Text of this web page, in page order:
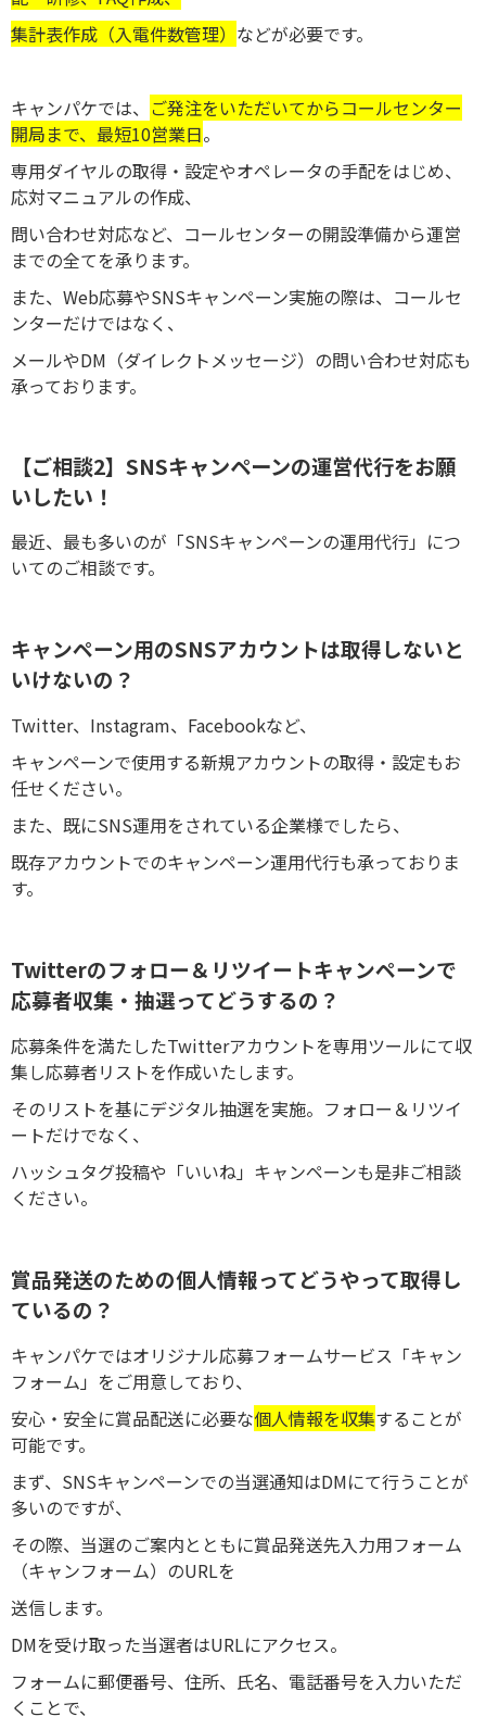
集計表作成（入電件数管理） などが必要です。
キャンパケでは、 ご発注をいただいてからコールセンター
開局まで、最短10営業日。
専用ダイヤルの取得・設定やオペレータの手配をはじめ、
応対マニュアルの作成、
問い合わせ対応など、コールセンターの開設準備から運営
までの全てを承ります。
また、Web応募やSNSキャンペーン実施の際は、コールセ
ンターだけではなく、
メールやDM（ダイレクトメッセージ）の問い合わせ対応も
承っております。
【ご相談2】SNSキャンペーンの運営代行をお願
いしたい！
最近、最も多いのが「SNSキャンペーンの運用代行」につ
いてのご相談です。
キャンペーン用のSNSアカウントは取得しないと
いけないの？
Twitter、Instagram、Facebookなど、
キャンペーンで使用する新規アカウントの取得・設定もお
任せください。
また、既にSNS運用をされている企業様でしたら、
既存アカウントでのキャンペーン運用代行も承っておりま
す。
Twitterのフォロー＆リツイートキャンペーンで
応募者収集・抽選ってどうするの？
応募条件を満たしたTwitterアカウントを専用ツールにて収
集し応募者リストを作成いたします。
そのリストを基にデジタル抽選を実施。フォロー＆リツイ
ートだけでなく、
ハッシュタグ投稿や「いいね」キャンペーンも是非ご相談
ください。
賞品発送のための個人情報ってどうやって取得し
ているの？
キャンパケではオリジナル応募フォームサービス「キャン
フォーム」をご用意しており、
安心・安全に賞品配送に必要な個人情報を収集することが
可能です。
まず、SNSキャンペーンでの当選通知はDMにて行うことが
多いのですが、
その際、当選のご案内とともに賞品発送先入力用フォーム
（キャンフォーム）のURLを
送信します。
DMを受け取った当選者はURLにアクセス。
フォームに郵便番号、住所、氏名、電話番号を入力いただ
くことで、